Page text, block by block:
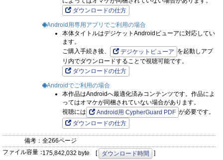
＼ 異世界ファンタジー・令嬢モノも多数掲載中!! ／
【禁断Lovers VOL.149ラインナップ】
赤ベン『絶倫社長のやみつきオーガズム XL級の極甘ピストン
で何度も何度も×××っ…!!』
tsugumi『ネネと異国の魔法使い 異世界に召喚されたと思った
ら、なぜか仔猫として愛玩されてます』
みくらや杏樹『悪役王子の一途な執着、果てない溺愛。 モブ令
嬢なのに極上愛撫でイかされっぱなしです！』
粒杏だいふく『溺愛セックスメソッド エリート彼は甘すぎ性
獣、ときどきウザい』
橘邦衛『怪物伯爵の甘い花 悪役令嬢はベッドで乱れ散る』
漫画：吉川丁／原作：さくら蒼『ハイスペ彼が私を好きすぎる
ダウンロードの仕方
Android用専用アプリでご利用の場合
本体タイトルはデジケットAndroidビューアに対応してい
ます。
ご購入手続き後、
デジケットビューア を起動しアプ
リ内でダウンロードすることで視聴可能です。
ダウンロードの仕方
Androidでご利用の場合
本作品はAndroidへ最適化済みコンテンツです。作品によ
ってはオマケが同梱されていない場合があります。
視聴には
Android用 CypherGuard PDF が必要です。
ダウンロードの仕方
備考： 全266ページ
ファイル容量：175,842,032 byte [ ダウンロード時間
]